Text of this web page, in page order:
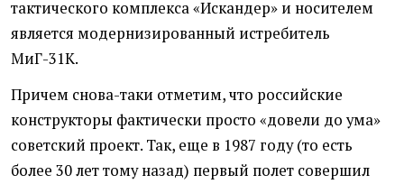
тактического комплекса «Искандер» и носителем
является модернизированный истребитель
МиГ-31К.
Причем снова-таки отметим, что российские
конструкторы фактически просто «довели до ума»
советский проект. Так, еще в 1987 году (то есть
более 30 лет тому назад) первый полет совершил